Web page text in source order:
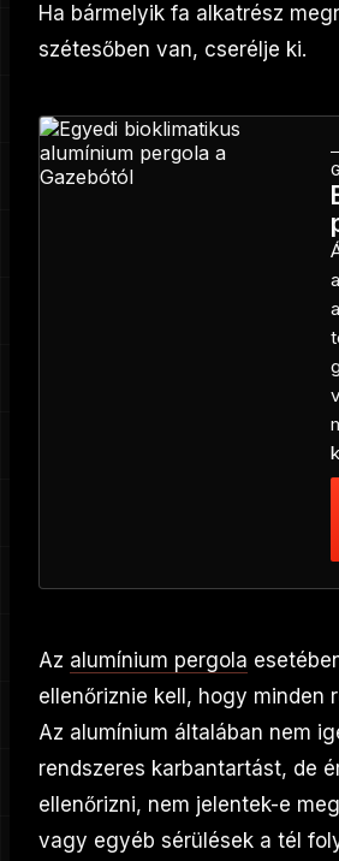
Ha bármelyik fa alkatrész
szétesőben van, cserélje ki.
Az alumínium pergola
ellenőriznie kell, hogy minden
Az alumínium általában nem
rendszeres karbantartást, de
ellenőrizni, nem jelentek-e
vagy egyéb sérülések a tél